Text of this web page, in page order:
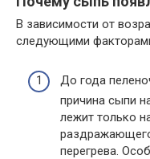
В зависимости от
следующими
До года
причина сыпи
лежит только
перегрева.